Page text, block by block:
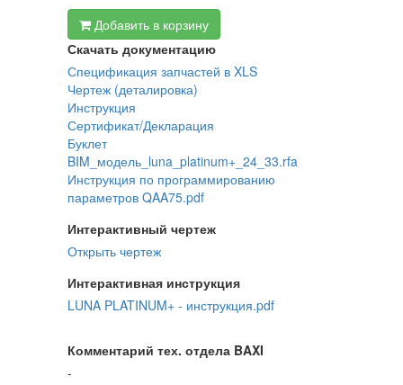
Добавить в корзину
Скачать документацию
Спецификация запчастей в XLS
Чертеж (деталировка)
Инструкция
Сертификат/Декларация
Буклет
BIM_модель_luna_platinum+_24_33.rfa
Инструкция по программированию
параметров QAA75.pdf
Интерактивный чертеж
Открыть чертеж
Интерактивная инструкция
LUNA PLATINUM+ - инструкция.pdf
Комментарий тех. отдела BAXI
-